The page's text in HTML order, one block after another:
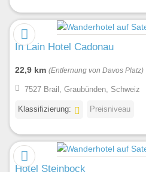
In Lain Hotel Cadonau
22,9 km (Entfernung von Davos Platz)
7527 Brail, Graubünden, Schweiz
Klassifizierung: Preisniveau
Hotel Steinbock